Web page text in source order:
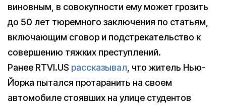
виновным, в совокупности ему может грозить
до 50 лет тюремного заключения по статьям,
включающим сговор и подстрекательство к
совершению тяжких преступлений.
Ранее RTVI.US рассказывал, что житель Нью-
Йорка пытался протаранить на своем
автомобиле стоявших на улице студентов